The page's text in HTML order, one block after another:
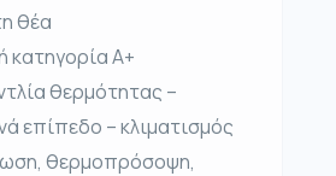
θέα
κατηγορία Α+
θερμότητας –
επίπεδο – κλιματισμός
θερμοπρόσοψη,